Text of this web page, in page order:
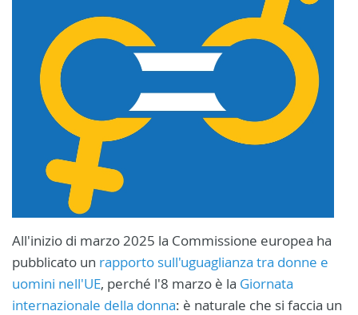
All'inizio di marzo 2025 la Commissione europea ha
pubblicato un rapporto sull'uguaglianza tra donne e
uomini nell'UE, perché l'8 marzo è la Giornata
internazionale della donna: è naturale che si faccia un